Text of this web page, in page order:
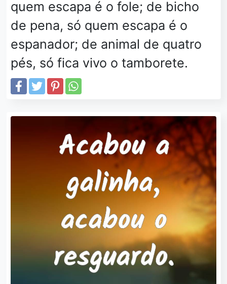
quem escapa é o fole; de bicho
de pena, só quem escapa é o
espanador; de animal de quatro
pés, só fica vivo o tamborete.